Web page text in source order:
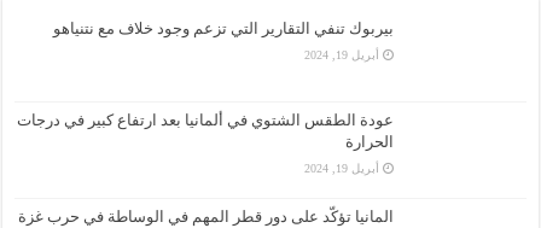
بيربوك تنفي التقارير التي تزعم وجود خلاف مع نتنياهو
أبريل 19, 2024
عودة الطقس الشتوي في ألمانيا بعد ارتفاع كبير في درجات
الحرارة
أبريل 19, 2024
المانيا تؤكّد على دور قطر المهم في الوساطة في حرب غزة